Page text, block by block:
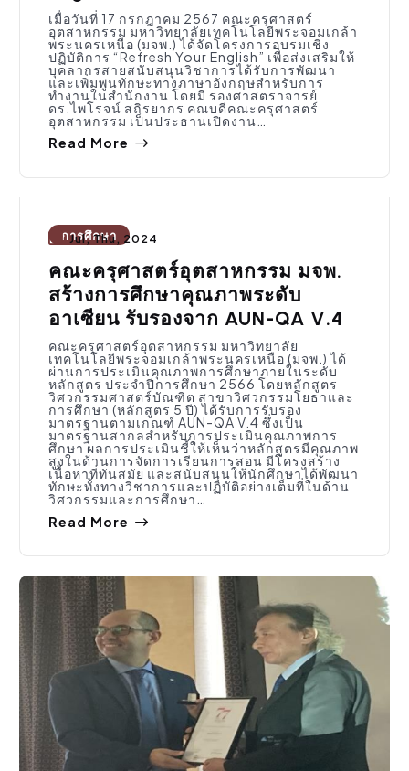
เมื่อวันที่ 17 กรกฎาคม 2567 คณะครุศาสตร์
อุตสาหกรรม มหาวิทยาลัยเทคโนโลยีพระจอมเกล้า
พระนครเหนือ (มจพ.) ได้จัดโครงการอบรมเชิง
ปฏิบัติการ “Refresh Your English” เพื่อส่งเสริมให้
บุคลากรสายสนับสนุนวิชาการได้รับการพัฒนา
และเพิ่มพูนทักษะทางภาษาอังกฤษสำหรับการ
ทำงานในสำนักงาน โดยมี รองศาสตราจารย์
ดร.ไพโรจน์ สถิรยากร คณบดีคณะครุศาสตร์
อุตสาหกรรม เป็นประธานเปิดงาน…
Read More
การศึกษา
Jul, Thu, 2024
คณะครุศาสตร์อุตสาหกรรม มจพ.
สร้างการศึกษาคุณภาพระดับ
อาเซียน รับรองจาก AUN-QA V.4
คณะครุศาสตร์อุตสาหกรรม มหาวิทยาลัย
เทคโนโลยีพระจอมเกล้าพระนครเหนือ (มจพ.) ได้
ผ่านการประเมินคุณภาพการศึกษาภายในระดับ
หลักสูตร ประจำปีการศึกษา 2566 โดยหลักสูตร
วิศวกรรมศาสตร์บัณฑิต สาขาวิศวกรรมโยธาและ
การศึกษา (หลักสูตร 5 ปี) ได้รับการรับรอง
มาตรฐานตามเกณฑ์ AUN-QA V.4 ซึ่งเป็น
มาตรฐานสากลสำหรับการประเมินคุณภาพการ
ศึกษา ผลการประเมินชี้ให้เห็นว่าหลักสูตรมีคุณภาพ
สูงในด้านการจัดการเรียนการสอน มีโครงสร้าง
เนื้อหาที่ทันสมัย และสนับสนุนให้นักศึกษาได้พัฒนา
ทักษะทั้งทางวิชาการและปฏิบัติอย่างเต็มที่ในด้าน
วิศวกรรมและการศึกษา…
Read More
กิจกรรมคณะ